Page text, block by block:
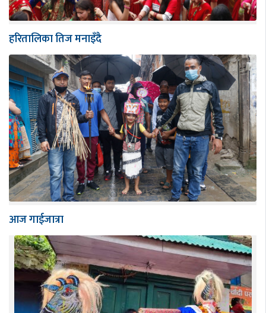
हरितालिका तिज मनाइँदै
आज गाईजात्रा